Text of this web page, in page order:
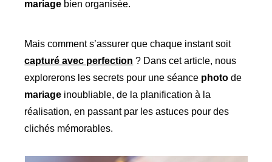
mariage bien organisée.
Mais comment s’assurer que chaque instant soit
capturé avec perfection ? Dans cet article, nous
explorerons les secrets pour une séance photo de
mariage inoubliable, de la planification à la
réalisation, en passant par les astuces pour des
clichés mémorables.